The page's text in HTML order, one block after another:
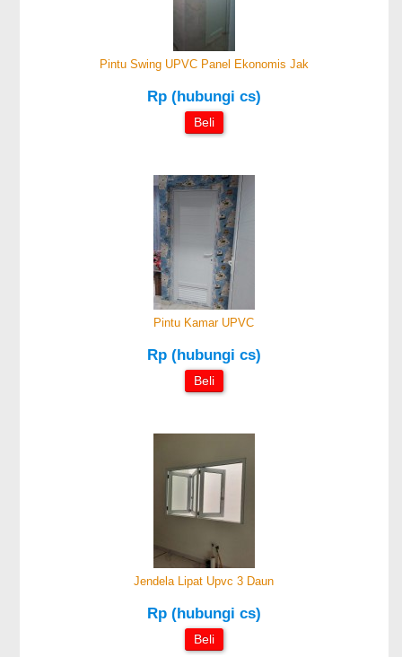
Pintu Swing UPVC Panel Ekonomis Jak
Rp (hubungi cs)
Beli
Pintu Kamar UPVC
Rp (hubungi cs)
Beli
Jendela Lipat Upvc 3 Daun
Rp (hubungi cs)
Beli